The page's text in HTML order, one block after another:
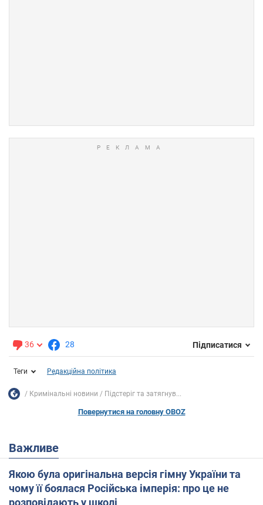
36 28 Підписатися
Теги Редакційна політика
Кримінальні новини Підстеріг та затягнув...
Повернутися на головну OBOZ
Важливе
Якою була оригінальна версія гімну України та
чому її боялася Російська імперія: про це не